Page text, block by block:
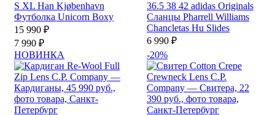
S XL Han Kjøbenhavn
Футболка Unicorn Boxy
15 990 ₽
7 990 ₽
36.5 38 42 adidas Originals
Сланцы Pharrell Williams
Chancletas Hu Slides
6 990 ₽
НОВИНКА
-20%